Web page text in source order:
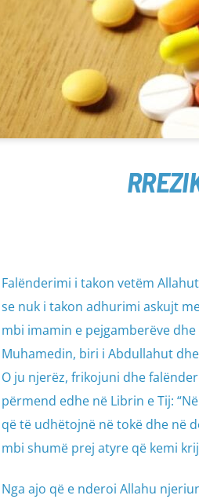
Falënderimi i takon vetëm
se nuk i takon adhurimi askujt
mbi imamin e pejgamberëve
Muhamedin, biri i Abdullahut
O ju njerëz, frikojuni dhe
përmend edhe në Librin e Tij:
që të udhëtojnë në tokë dhe në
mbi shumë prej atyre që kemi
Nga ajo që e nderoi Allahu